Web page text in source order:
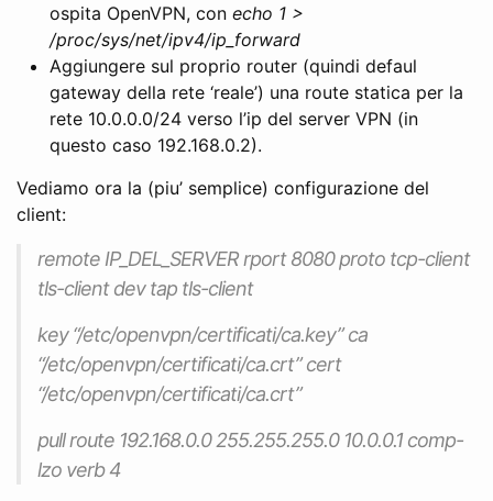
ospita OpenVPN, con echo 1 >
/proc/sys/net/ipv4/ip_forward
Aggiungere sul proprio router (quindi defaul
gateway della rete ‘reale’) una route statica per la
rete 10.0.0.0/24 verso l’ip del server VPN (in
questo caso 192.168.0.2).
Vediamo ora la (piu’ semplice) configurazione del
client:
remote IP_DEL_SERVER rport 8080 proto tcp-client
tls-client dev tap tls-client
key “/etc/openvpn/certificati/ca.key” ca
“/etc/openvpn/certificati/ca.crt” cert
“/etc/openvpn/certificati/ca.crt”
pull route 192.168.0.0 255.255.255.0 10.0.0.1 comp-
lzo verb 4